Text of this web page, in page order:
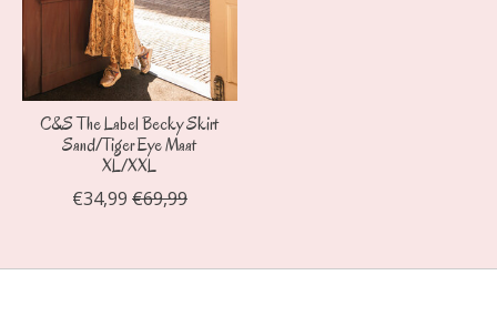
C&S The Label Becky Skirt
Sand/Tiger Eye Maat
XL/XXL
€34,99 €69,99